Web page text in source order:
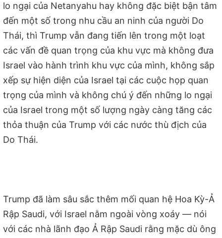
lo ngại của Netanyahu hay không đặc biệt bận tâm
đến một số trong nhu cầu an ninh của người Do
Thái, thì Trump vẫn đang tiến lên trong một loạt
các vấn đề quan trọng của khu vực mà không đưa
Israel vào hành trình khu vực của mình, không sắp
xếp sự hiện diện của Israel tại các cuộc họp quan
trọng của mình và không chú ý đến những lo ngại
của Israel trong một số lượng ngày càng tăng các
thỏa thuận của Trump với các nước thù địch của
Do Thái.
Trump đã làm sâu sắc thêm mối quan hệ Hoa Kỳ-Ả
Rập Saudi, với Israel nằm ngoài vòng xoáy — nói
với các nhà lãnh đạo Ả Rập Saudi rằng mặc dù ông